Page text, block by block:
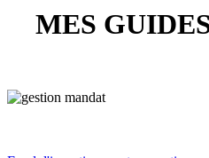
MES